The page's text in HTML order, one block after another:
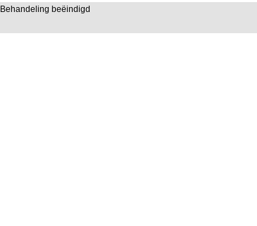
Behandeling beëindigd